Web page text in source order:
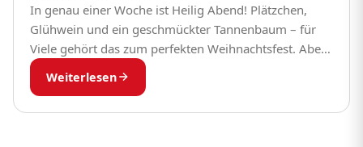
In genau einer Woche ist Heilig Abend! Plätzchen,
Glühwein und ein geschmückter Tannenbaum – für
Viele gehört das zum perfekten Weihnachtsfest. Aber
wie sieht das eigentlich bei Jay Khan aus?...
Weiterlesen